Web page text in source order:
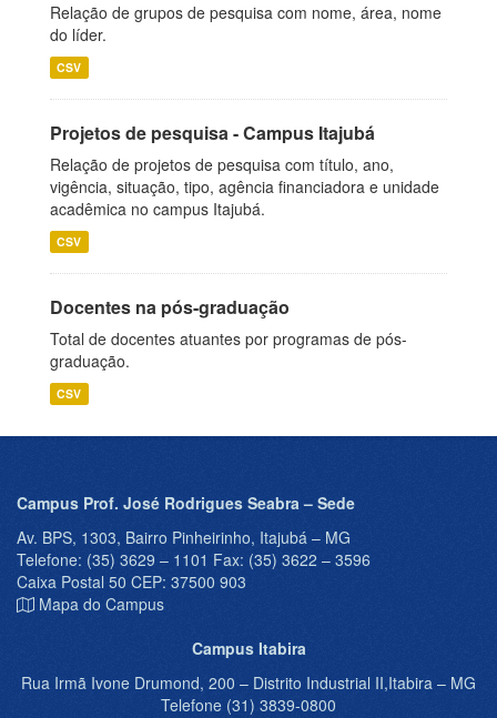
Relação de grupos de pesquisa com nome, área, nome
do líder.
CSV
Projetos de pesquisa - Campus Itajubá
Relação de projetos de pesquisa com título, ano,
vigência, situação, tipo, agência financiadora e unidade
acadêmica no campus Itajubá.
CSV
Docentes na pós-graduação
Total de docentes atuantes por programas de pós-
graduação.
CSV
Campus Prof. José Rodrigues Seabra – Sede
Av. BPS, 1303, Bairro Pinheirinho, Itajubá – MG
Telefone: (35) 3629 – 1101 Fax: (35) 3622 – 3596
Caixa Postal 50 CEP: 37500 903
Mapa do Campus
Campus Itabira
Rua Irmã Ivone Drumond, 200 – Distrito Industrial II,Itabira – MG
Telefone (31) 3839-0800